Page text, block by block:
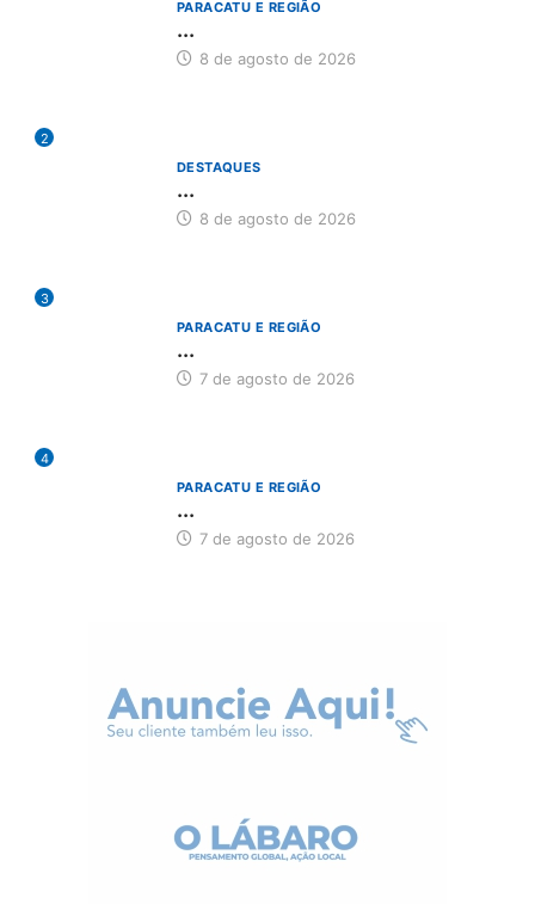
PARACATU E REGIÃO
...
8 de agosto de 2026
2
DESTAQUES
...
8 de agosto de 2026
3
PARACATU E REGIÃO
...
7 de agosto de 2026
4
PARACATU E REGIÃO
...
7 de agosto de 2026